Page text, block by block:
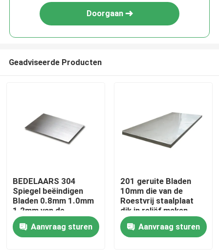
Thuis
Producten
Doorgaan
Geadviseerde Producten
BEDELAARS 304
Spiegel beëindigen
Bladen 0.8mm 1.0mm
1.2mm van de
Roestvrij staalplaat
Aanvraag sturen
201 geruite Bladen
10mm die van de
Roestvrij staalplaat
dik in reliëf maken
Aanvraag sturen